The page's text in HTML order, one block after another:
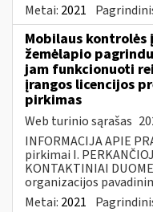
Metai: 2021
Mobilaus
žemėlapio
jam funkcionuoti
įrangos licencijos
pirkimas
Web turinio sąrašas
INFORMACIJA APIE
pirkimai I.
KONTAKTINIAI
organizacijos
Metai: 2021